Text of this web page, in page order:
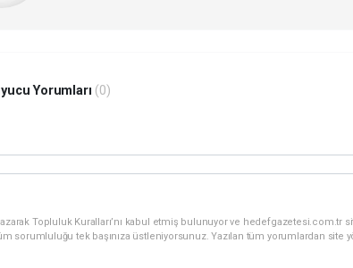
Yorumları (0)
Topluluk Kuralları’nı kabul etmiş bulunuyor ve hedefgazetesi.com.tr
sorumluluğu tek başınıza üstleniyorsunuz. Yazılan tüm yorumlardan